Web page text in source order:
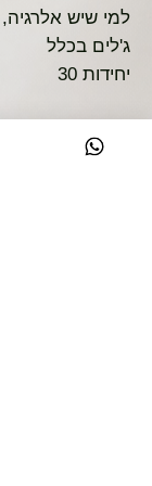
למי שיש
ג'לים בכלל
30 יחידות